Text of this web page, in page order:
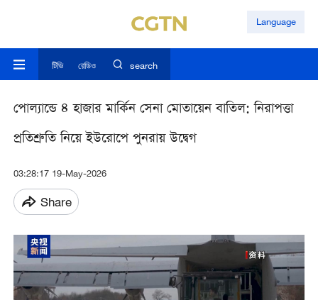
Language
টিভি রেডিও search
পোল্যান্ডে ৪ হাজার মার্কিন সেনা মোতায়েন বাতিল: নিরাপত্তা
প্রতিশ্রুতি নিয়ে ইউরোপে পুনরায় উদ্বেগ
03:28:17 19-May-2026
Share